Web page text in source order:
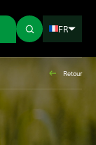
FR
Retour